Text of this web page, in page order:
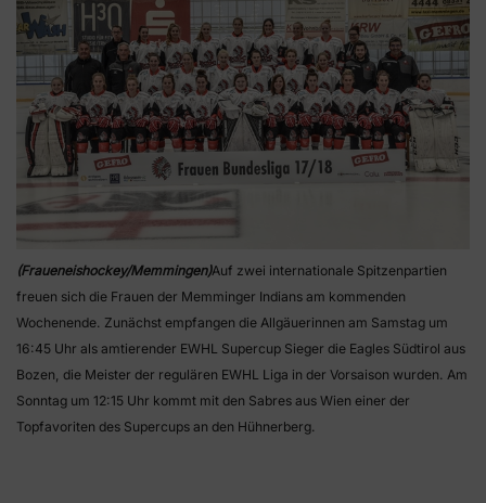
(Fraueneishockey/Memmingen)Auf zwei internationale Spitzenpartien
freuen sich die Frauen der Memminger Indians am kommenden
Wochenende. Zunächst empfangen die Allgäuerinnen am Samstag um
16:45 Uhr als amtierender EWHL Supercup Sieger die Eagles Südtirol aus
Bozen, die Meister der regulären EWHL Liga in der Vorsaison wurden. Am
Sonntag um 12:15 Uhr kommt mit den Sabres aus Wien einer der
Topfavoriten des Supercups an den Hühnerberg.